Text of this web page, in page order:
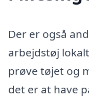
Der er også
arbejdstøj
prøve tøjet og
det er at have